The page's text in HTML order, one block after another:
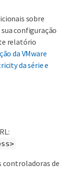
sobre
configuração
relatório
da VMware
da série e
controladoras de